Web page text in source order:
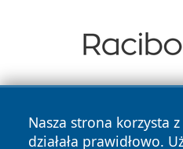
Nasza strona korzysta
działała prawidłowo.